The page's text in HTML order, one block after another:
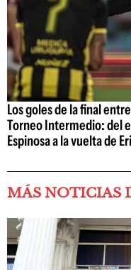
Los goles de la final
Torneo Intermedio: del
Espinosa a la vuelta de
MÁS NOTICIAS